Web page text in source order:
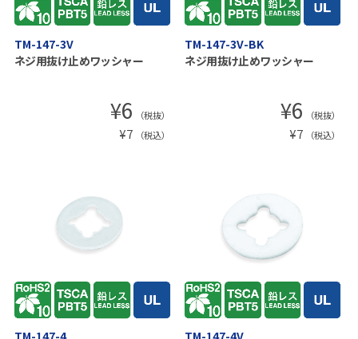
TM-147-3V
ネジ用抜け止めワッシャー
¥6 （税抜）
¥7 （税込）
TM-147-3V-BK
ネジ用抜け止めワッシャー
¥6 （税抜）
¥7 （税込）
TM-147-4 TM-147-4V